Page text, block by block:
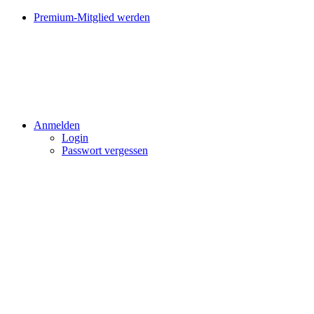
Premium-Mitglied werden
Anmelden
Login
Passwort vergessen